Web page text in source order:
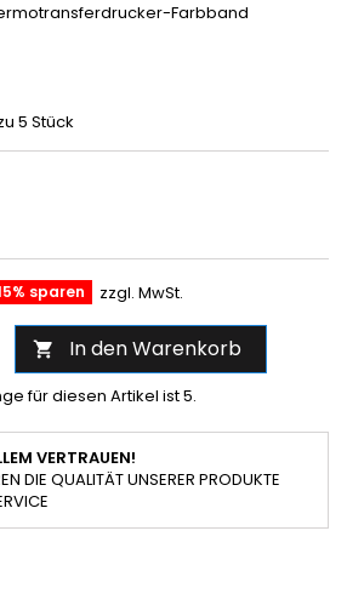
Farbband
5 Stück
sparen zzgl. MwSt.
 In den Warenkorb
für diesen Artikel ist 5.
VERTRAUEN!
DIE QUALITÄT UNSERER PRODUKTE